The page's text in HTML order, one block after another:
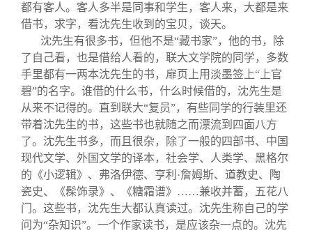
都有客人。客人多半是同事和学生，客人来，大都是来
借书，求字，看沈先生收到的宝贝，谈天。
沈先生有很多书，但他不是“藏书家”，他的书，除
了自己看，也是借给人看的，联大文学院的同学，多数
手里都有一两本沈先生的书，扉页上用淡墨签上“上官
碧”的名字。谁借的什么书，什么时候借的，沈先生是
从来不记得的。直到联大“复员”，有些同学的行装里还
带着沈先生的书，这些书也就随之而漂流到四面八方
了。沈先生书多，而且很杂，除了一般的四部书、中国
现代文学、外国文学的译本，社会学、人类学、黑格尔
的《小逻辑》、弗洛伊德、亨利·詹姆斯、道教史、陶
瓷史、《髹饰录》、《糖霜谱》……兼收并蓄，五花八
门。这些书，沈先生大都认真读过。沈先生称自己的学
问为“杂知识”。一个作家读书，是应该杂一点的。沈先